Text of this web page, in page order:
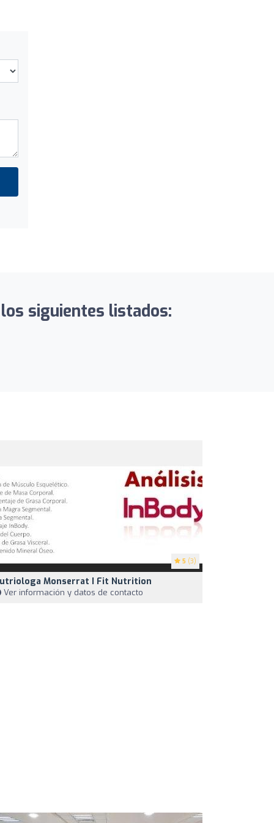
siguientes listados:
5 (3)
Monserrat I Fit Nutrition
Ver información y datos de contacto